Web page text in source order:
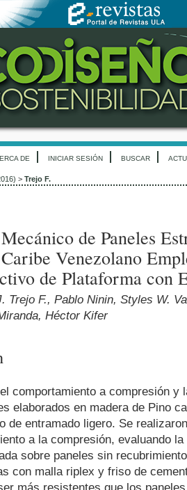
DE INICIAR SESIÓN BUSCAR
> Trejo F.
de Paneles
Venezolano
de Plataforma con
Trejo F., Pablo Ninin, Styles W.
Héctor Kifer
comportamiento a compresión y
elaborados en madera de Pino
de entramado ligero. Se
a la compresión, evaluando
sobre paneles sin
con malla riplex y friso de